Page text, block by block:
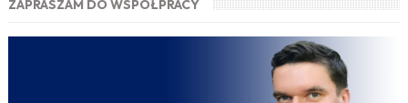
ZAPRASZAM DO WSPÓŁPRACY